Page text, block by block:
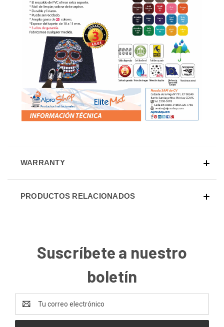
WARRANTY
PRODUCTOS RELACIONADOS
Suscríbete a nuestro
boletín
Dirección
de
correo